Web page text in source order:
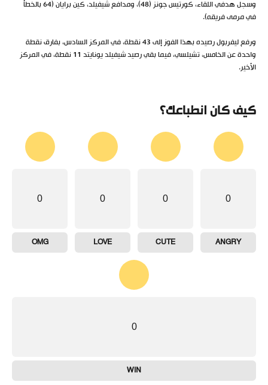
وسجل هدفي اللقاء، كورتيس جونز (48)، ومدافع شيفيلد، كين برايان (64 بالخطأ
في مرمى فريقه).
ورفع ليفربول رصيده بهذا الفوز إلى 43 نقطة، في المركز السادس، بفارق نقطة
واحدة عن الخامس، تشيلسي، فيما بقي رصيد شيفيلد يونايتد 11 نقطة، في المركز
الأخير.
كيف كان انطباعك؟
0
ANGRY
0
CUTE
0
LOVE
0
OMG
0
WIN